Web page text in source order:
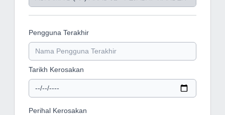
Pengguna Terakhir
Tarikh Kerosakan
Perihal Kerosakan